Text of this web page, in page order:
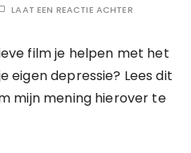
LAAT EEN REACTIE ACHTER
film je helpen met het
eigen depressie? Lees dit
mijn mening hierover te